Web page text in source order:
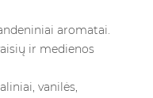
aromatai.
ir medienos
vanilės,